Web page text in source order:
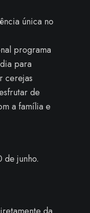
única no
programa
para
cerejas
de
a família e
de junho.